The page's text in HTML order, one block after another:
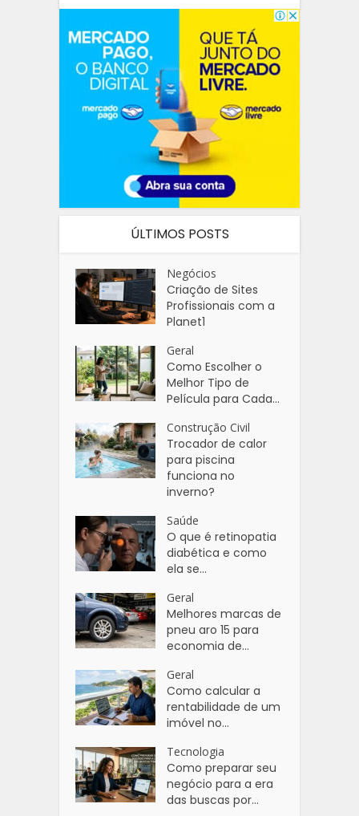
ÚLTIMOS POSTS
Negócios
Criação de Sites
Profissionais com a
Planet1
Geral
Como Escolher o
Melhor Tipo de
Película para Cada...
Construção Civil
Trocador de calor
para piscina
funciona no
inverno?
Saúde
O que é retinopatia
diabética e como
ela se...
Geral
Melhores marcas de
pneu aro 15 para
economia de...
Geral
Como calcular a
rentabilidade de um
imóvel no...
Tecnologia
Como preparar seu
negócio para a era
das buscas por...